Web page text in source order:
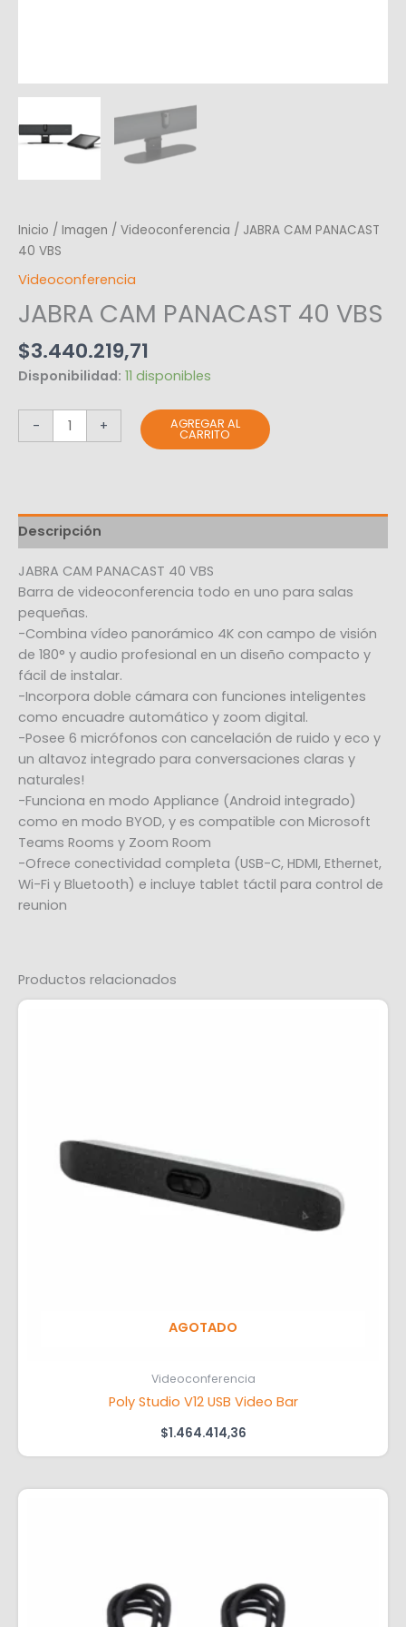
Inicio / Imagen / Videoconferencia / JABRA CAM PANACAST
40 VBS
Videoconferencia
JABRA CAM PANACAST 40 VBS
$3.440.219,71
Disponibilidad: 11 disponibles
- + AGREGAR AL
CARRITO
Descripción
JABRA CAM PANACAST 40 VBS
Barra de videoconferencia todo en uno para salas
pequeñas.
-Combina vídeo panorámico 4K con campo de visión
de 180° y audio profesional en un diseño compacto y
fácil de instalar.
-Incorpora doble cámara con funciones inteligentes
como encuadre automático y zoom digital.
-Posee 6 micrófonos con cancelación de ruido y eco y
un altavoz integrado para conversaciones claras y
naturales!
-Funciona en modo Appliance (Android integrado)
como en modo BYOD, y es compatible con Microsoft
Teams Rooms y Zoom Room
-Ofrece conectividad completa (USB-C, HDMI, Ethernet,
Wi-Fi y Bluetooth) e incluye tablet táctil para control de
reunion
Productos relacionados
AGOTADO
Videoconferencia
Poly Studio V12 USB Video Bar
$1.464.414,36